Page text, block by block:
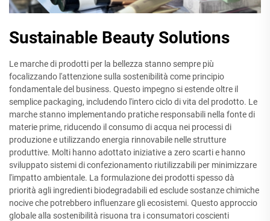
Sustainable Beauty Solutions
Le marche di prodotti per la bellezza stanno sempre più
focalizzando l'attenzione sulla sostenibilità come principio
fondamentale del business. Questo impegno si estende oltre il
semplice packaging, includendo l'intero ciclo di vita del prodotto. Le
marche stanno implementando pratiche responsabili nella fonte di
materie prime, riducendo il consumo di acqua nei processi di
produzione e utilizzando energia rinnovabile nelle strutture
produttive. Molti hanno adottato iniziative a zero scarti e hanno
sviluppato sistemi di confezionamento riutilizzabili per minimizzare
l'impatto ambientale. La formulazione dei prodotti spesso dà
priorità agli ingredienti biodegradabili ed esclude sostanze chimiche
nocive che potrebbero influenzare gli ecosistemi. Questo approccio
globale alla sostenibilità risuona tra i consumatori coscienti